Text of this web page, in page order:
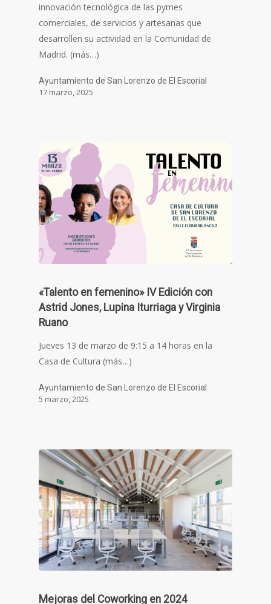
innovación tecnológica de las pymes
comerciales, de servicios y artesanas que
desarrollen su actividad en la Comunidad de
Madrid. (más…)
Ayuntamiento de San Lorenzo de El Escorial
17 marzo, 2025
«Talento en femenino» IV Edición con
Astrid Jones, Lupina Iturriaga y Virginia
Ruano
Jueves 13 de marzo de 9:15 a 14 horas en la
Casa de Cultura (más…)
Ayuntamiento de San Lorenzo de El Escorial
5 marzo, 2025
Mejoras del Coworking en 2024